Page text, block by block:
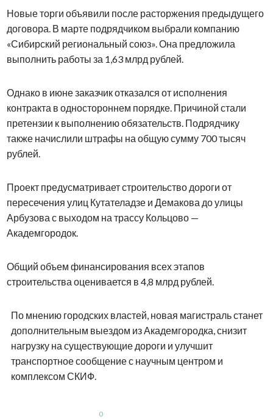
Новые торги объявили после расторжения предыдущего
договора. В марте подрядчиком выбрали компанию
«Сибирский региональный союз». Она предложила
выполнить работы за 1,63 млрд рублей.
Однако в июне заказчик отказался от исполнения
контракта в одностороннем порядке. Причиной стали
претензии к выполнению обязательств. Подрядчику
также начислили штрафы на общую сумму 700 тысяч
рублей.
Проект предусматривает строительство дороги от
пересечения улиц Кутателадзе и Демакова до улицы
Арбузова с выходом на трассу Кольцово —
Академгородок.
Общий объем финансирования всех этапов
строительства оценивается в 4,8 млрд рублей.
По мнению городских властей, новая магистраль станет
дополнительным выездом из Академгородка, снизит
нагрузку на существующие дороги и улучшит
транспортное сообщение с научным центром и
комплексом СКИФ.
0